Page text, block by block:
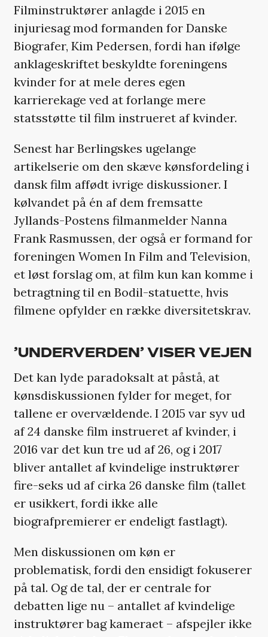
Filminstruktører anlagde i 2015 en
injuriesag mod formanden for Danske
Biografer, Kim Pedersen, fordi han ifølge
anklageskriftet beskyldte foreningens
kvinder for at mele deres egen
karrierekage ved at forlange mere
statsstøtte til film instrueret af kvinder.
Senest har Berlingskes ugelange
artikelserie om den skæve kønsfordeling i
dansk film affødt ivrige diskussioner. I
kølvandet på én af dem fremsatte
Jyllands-Postens filmanmelder Nanna
Frank Rasmussen, der også er formand for
foreningen Women In Film and Television,
et løst forslag om, at film kun kan komme i
betragtning til en Bodil-statuette, hvis
filmene opfylder en række diversitetskrav.
’UNDERVERDEN’ VISER VEJEN
Det kan lyde paradoksalt at påstå, at
kønsdiskussionen fylder for meget, for
tallene er overvældende. I 2015 var syv ud
af 24 danske film instrueret af kvinder, i
2016 var det kun tre ud af 26, og i 2017
bliver antallet af kvindelige instruktører
fire-seks ud af cirka 26 danske film (tallet
er usikkert, fordi ikke alle
biografpremierer er endeligt fastlagt).
Men diskussionen om køn er
problematisk, fordi den ensidigt fokuserer
på tal. Og de tal, der er centrale for
debatten lige nu – antallet af kvindelige
instruktører bag kameraet – afspejler ikke